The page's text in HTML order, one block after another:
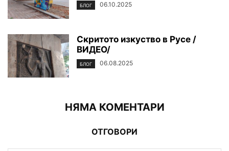
БЛОГ 06.10.2025
Скритото изкуство в Русе /
ВИДЕО/
БЛОГ 06.08.2025
НЯМА КОМЕНТАРИ
ОТГОВОРИ